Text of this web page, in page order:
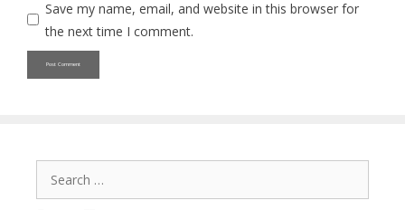
Save my name, email, and website in this browser for
the next time I comment.